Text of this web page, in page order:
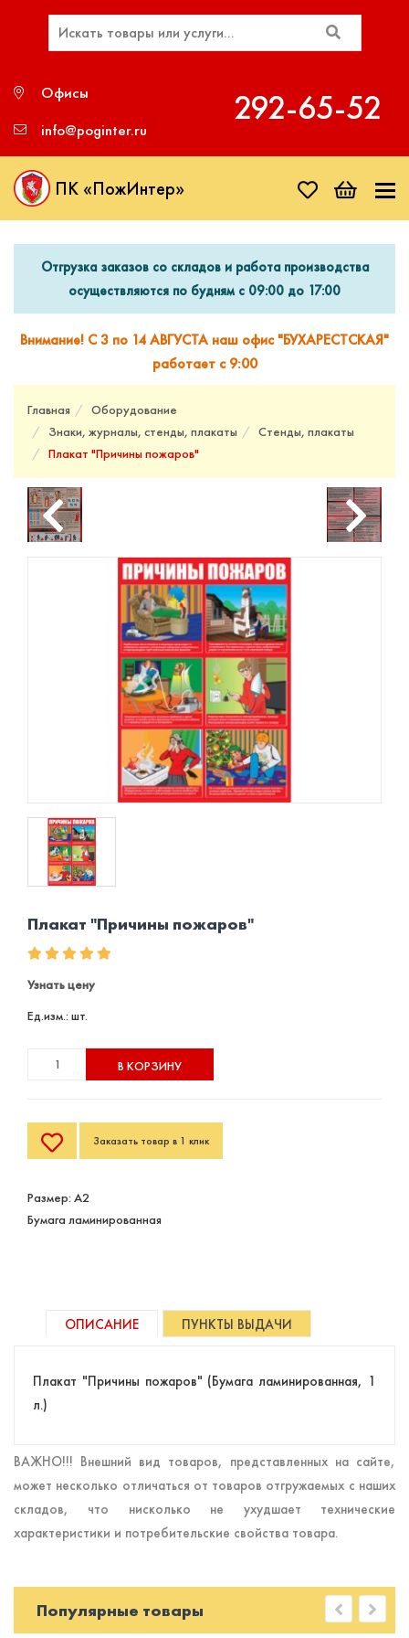
Офисы
info@poginter.ru
292‑65‑52
ПК «ПожИнтер»
Отгрузка заказов со складов и работа производства
осуществляются по будням с 09:00 до 17:00
Внимание! С 3 по 14 АВГУСТА наш офис "БУХАРЕСТСКАЯ"
работает с 9:00
Главная
Оборудование
Знаки, журналы, стенды, плакаты
Стенды, плакаты
Плакат "Причины пожаров"
Плакат "Причины пожаров"
Узнать цену
Ед.изм.: шт.
В КОРЗИНУ
Заказать товар в 1 клик
Размер: А2
Бумага ламинированная
ОПИСАНИЕ ПУНКТЫ ВЫДАЧИ
Плакат "Причины пожаров" (Бумага ламинированная, 1
л.)
ВАЖНО!!! Внешний вид товаров, представленных на сайте,
может несколько отличаться от товаров отгружаемых с наших
складов, что нисколько не ухудшает технические
характеристики и потребительские свойства товара.
Популярные товары